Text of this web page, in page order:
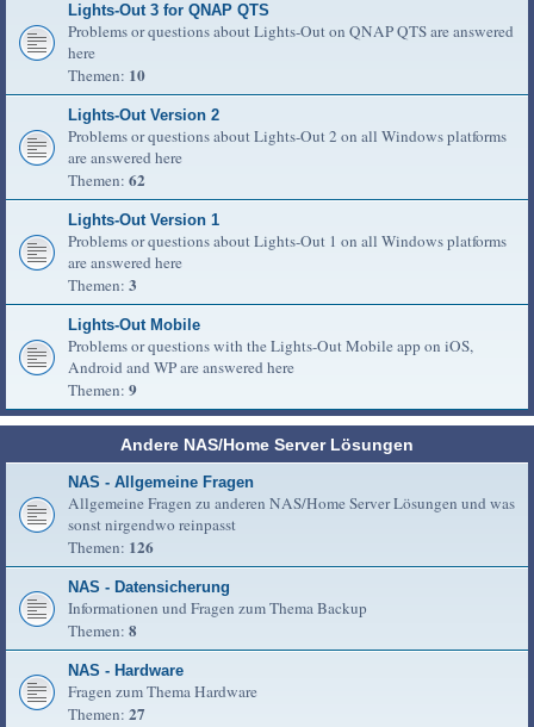
Lights-Out 3 for QNAP QTS
Problems or questions about Lights-Out on QNAP QTS are answered
here
Themen: 10
Lights-Out Version 2
Problems or questions about Lights-Out 2 on all Windows platforms
are answered here
Themen: 62
Lights-Out Version 1
Problems or questions about Lights-Out 1 on all Windows platforms
are answered here
Themen: 3
Lights-Out Mobile
Problems or questions with the Lights-Out Mobile app on iOS,
Android and WP are answered here
Themen: 9
Andere NAS/Home Server Lösungen
NAS - Allgemeine Fragen
Allgemeine Fragen zu anderen NAS/Home Server Lösungen und was
sonst nirgendwo reinpasst
Themen: 126
NAS - Datensicherung
Informationen und Fragen zum Thema Backup
Themen: 8
NAS - Hardware
Fragen zum Thema Hardware
Themen: 27